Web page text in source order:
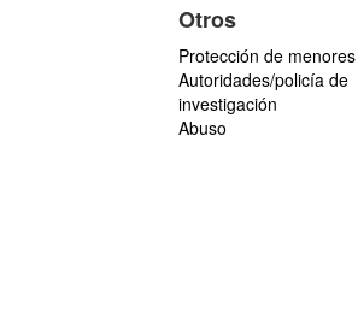
Otros
Protección de menores
Autoridades/policía de
investigación
Abuso